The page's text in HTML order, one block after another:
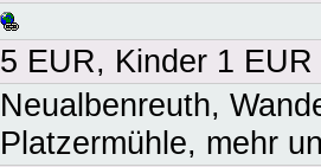
5 EUR, Kinder 1 EUR
Neualbenreuth,
Platzermühle, mehr